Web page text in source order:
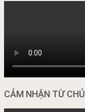
CẢM NHẬN TỪ